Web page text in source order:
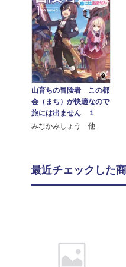
山育ちの冒険者 この都
会（まち）が快適なので
旅には出ません １
みなかみしょう 他
最近チェックした